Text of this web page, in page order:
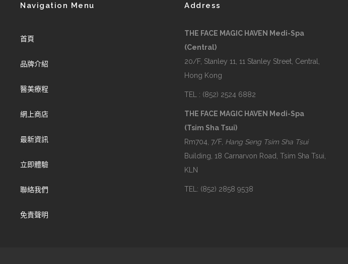
Navigation Menu
首頁
品牌介紹
醫美療程
網上商店
最新資訊
立即體驗
聯絡我們
免責聲明
Address
THE FACE MAGIC HAVEN Medi-Spa
(Central)
20/F, Stanley 11, 11 Stanley Street, Central,
Hong Kong
TEL : (852) 2524 6882
THE FACE MAGIC HAVEN Medi-Spa
(Tsim Sha Tsui)
Rm704, 7/F, Hang Seng Tsim Sha Tsui
Building, 18 Carnarvon Road, Tsim Sha Tsui,
KLN
TEL: (852) 2858 9538